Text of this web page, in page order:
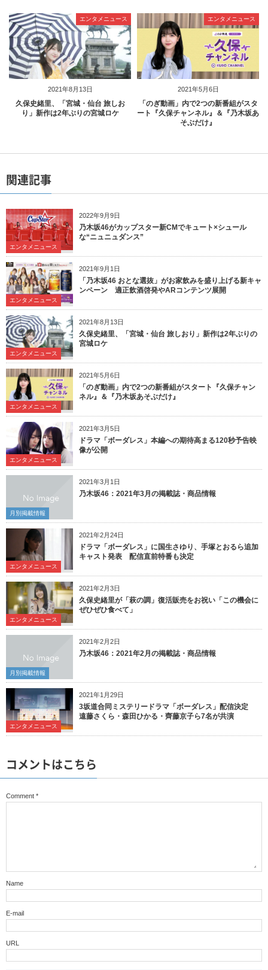
2021年8月13日
エンタメニュース
久保史緒里、「宮城・仙台 旅しお
り」新作は2年ぶりの宮城ロケ
2021年5月6日
エンタメニュース
「のぎ動画」内で2つの新番組がスタ
ート『久保チャンネル』＆『乃木坂あ
そぶだけ』
関連記事
2022年9月9日
エンタメニュース
乃木坂46がカップスター新CMでキュート×シュール
な“ニュニュダンス”
2021年9月1日
エンタメニュース
「乃木坂46 おとな選抜」がお家飲みを盛り上げる新キャ
ンペーン 適正飲酒啓発やARコンテンツ展開
2021年8月13日
エンタメニュース
久保史緒里、「宮城・仙台 旅しおり」新作は2年ぶりの
宮城ロケ
2021年5月6日
エンタメニュース
「のぎ動画」内で2つの新番組がスタート『久保チャン
ネル』＆『乃木坂あそぶだけ』
2021年3月5日
エンタメニュース
ドラマ「ボーダレス」本編への期待高まる120秒予告映
像が公開
2021年3月1日
月別掲載情報
乃木坂46：2021年3月の掲載誌・商品情報
2021年2月24日
エンタメニュース
ドラマ「ボーダレス」に国生さゆり、手塚とおるら追加
キャスト発表 配信直前特番も決定
2021年2月3日
エンタメニュース
久保史緒里が「萩の調」復活販売をお祝い「この機会に
ぜひぜひ食べて」
2021年2月2日
月別掲載情報
乃木坂46：2021年2月の掲載誌・商品情報
2021年1月29日
エンタメニュース
3坂道合同ミステリードラマ「ボーダレス」配信決定
遠藤さくら・森田ひかる・齊藤京子ら7名が共演
コメントはこちら
Comment *
Name
E-mail
URL